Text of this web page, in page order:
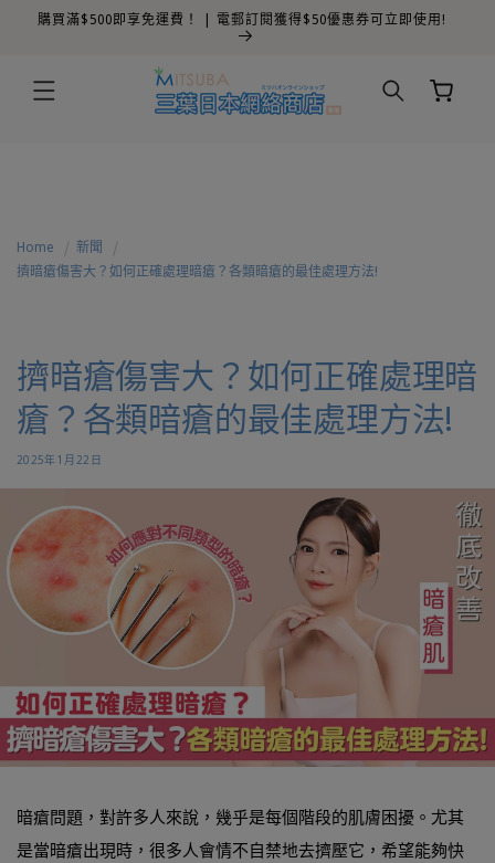
跳至內容夏日限時優惠 | 買 6送 1 | 買 12送 2 | 買 24送 3
物
Home
新聞
擠暗瘡傷害大？如何正確處理暗瘡？各類暗瘡的最佳處理方法!
擠暗瘡傷害大？如何正確處理暗
瘡？各類暗瘡的最佳處理方法!
2025年1月22日
暗瘡問題，對許多人來說，幾乎是每個階段的肌膚困擾。尤其
是當暗瘡出現時，很多人會情不自禁地去擠壓它，希望能夠快